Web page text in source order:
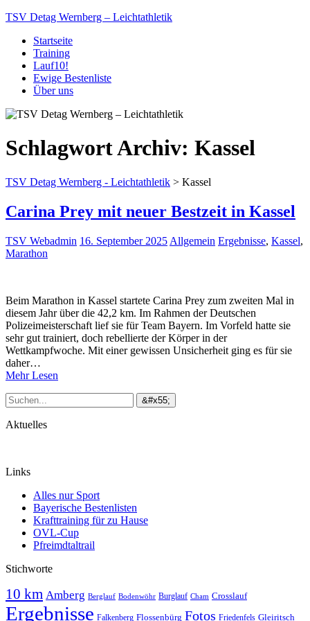
TSV Detag Wernberg – Leichtathletik
Startseite
Training
Lauf10!
Ewige Bestenliste
Über uns
Schlagwort Archiv: Kassel
TSV Detag Wernberg - Leichtathletik > Kassel
Carina Prey mit neuer Bestzeit in Kassel
TSV Webadmin 16. September 2025 Allgemein Ergebnisse, Kassel,
Marathon
Beim Marathon in Kassel startete Carina Prey zum zweiten Mal in
diesem Jahr über die 42,2 km. Im Rahmen der Deutschen
Polizeimeisterschaft lief sie für Team Bayern. Im Vorfeld hatte sie
sehr gut trainiert, doch rebellierte der Körper in der
Wettkampfwoche. Mit einer gewissen Unsicherheit ging es für sie
daher…
Mehr Lesen
Aktuelles
Links
Alles nur Sport
Bayerische Bestenlisten
Krafttraining für zu Hause
OVL-Cup
Pfreimdtaltrail
Stichworte
10 km Amberg Berglauf Bodenwöhr Burglauf Cham Crosslauf
Ergebnisse Falkenberg Flossenbürg Fotos Friedenfels Gleiritsch